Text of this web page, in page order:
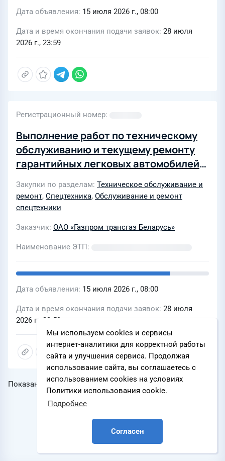
Мы используем cookies и сервисы
интернет-аналитики для корректной работы
сайта и улучшения сервиса. Продолжая
использование сайта, вы соглашаетесь с
использованием cookies на условиях
Политики использования cookie.
Подробнее
Согласен
Дата объявления 15 июля 2026 г., 08:00
Дата и время окончания подачи заявок 28 июля
2026 г., 23:59
Регистрационный номер
Выполнение работ по техническому
обслуживанию и текущему ремонту
гарантийных легковых автомобилей
Geely в интересах ОАО «Газпром
трансгаз Беларусь» в 2027 году
Закупки по разделам Техническое обслуживание и
ремонт, Спецтехника, Обслуживание и ремонт
спецтехники
Заказчик ОАО «Газпром трансгаз Беларусь»
Наименование ЭТП
Дата объявления 15 июля 2026 г., 08:00
Дата и время окончания подачи заявок 28 июля
2026 г., 23:59
Показаны записи1-20из3 463